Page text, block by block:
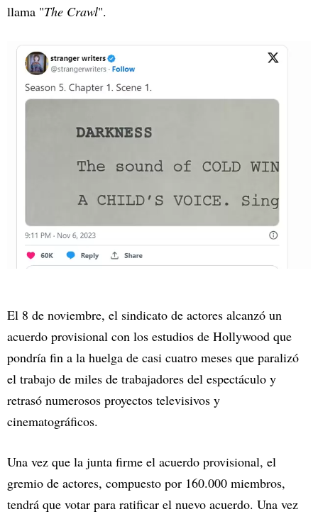
llama "The Crawl".
El 8 de noviembre, el sindicato de actores alcanzó un
acuerdo provisional con los estudios de Hollywood que
pondría fin a la huelga de casi cuatro meses que paralizó
el trabajo de miles de trabajadores del espectáculo y
retrasó numerosos proyectos televisivos y
cinematográficos.
Una vez que la junta firme el acuerdo provisional, el
gremio de actores, compuesto por 160.000 miembros,
tendrá que votar para ratificar el nuevo acuerdo. Una vez